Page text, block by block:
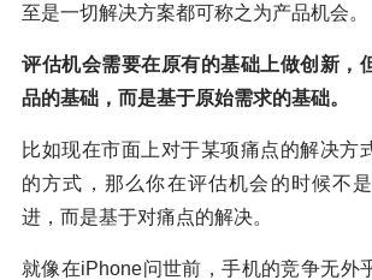
至是一切解决方案都可称之为产品机会。
评估机会需要在原有的基础上做创新，
品的基础，而是基于原始需求的基础。
比如现在市面上对于某项痛点的解决方
的方式，那么你在评估机会的时候不
进，而是基于对痛点的解决。
就像在iPhone问世前，手机的竞争无外